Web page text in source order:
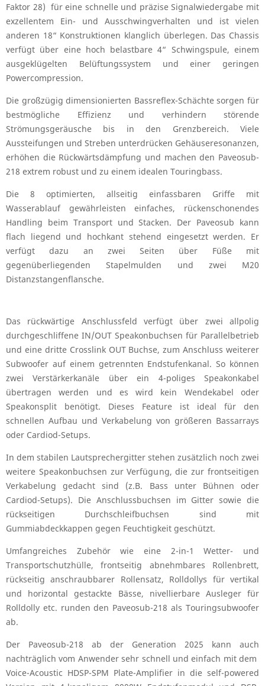
Faktor 28) für eine schnelle und präzise Signalwiedergabe mit
exzellentem Ein- und Ausschwingverhalten und ist vielen
anderen 18“ Konstruktionen klanglich überlegen. Das Chassis
verfügt über eine hoch belastbare 4“ Schwingspule, einem
ausgeklügelten Belüftungssystem und einer geringen
Powercompression.
Die großzügig dimensionierten Bassreflex-Schächte sorgen für
bestmögliche Effizienz und verhindern störende
Strömungsgeräusche bis in den Grenzbereich. Viele
Aussteifungen und Streben unterdrücken Gehäuseresonanzen,
erhöhen die Rückwärtsdämpfung und machen den Paveosub-
218 extrem robust und zu einem idealen Touringbass.
Die 8 optimierten, allseitig einfassbaren Griffe mit
Wasserablauf gewährleisten einfaches, rückenschonendes
Handling beim Transport und Stacken. Der Paveosub kann
flach liegend und hochkant stehend eingesetzt werden. Er
verfügt dazu an zwei Seiten über Füße mit
gegenüberliegenden Stapelmulden und zwei M20
Distanzstangenflansche.
Das rückwärtige Anschlussfeld verfügt über zwei allpolig
durchgeschliffene IN/OUT Speakonbuchsen für Parallelbetrieb
und eine dritte Crosslink OUT Buchse, zum Anschluss weiterer
Subwoofer auf einem getrennten Endstufenkanal. So können
zwei Verstärkerkanäle über ein 4-poliges Speakonkabel
übertragen werden und es wird kein Wendekabel oder
Speakonsplit benötigt. Dieses Feature ist ideal für den
schnellen Aufbau und Verkabelung von größeren Bassarrays
oder Cardiod-Setups.
In dem stabilen Lautsprechergitter stehen zusätzlich noch zwei
weitere Speakonbuchsen zur Verfügung, die zur frontseitigen
Verkabelung gedacht sind (z.B. Bass unter Bühnen oder
Cardiod-Setups). Die Anschlussbuchsen im Gitter sowie die
rückseitigen Durchschleifbuchsen sind mit
Gummiabdeckkappen gegen Feuchtigkeit geschützt.
Umfangreiches Zubehör wie eine 2-in-1 Wetter- und
Transportschutzhülle, frontseitig abnehmbares Rollenbrett,
rückseitig anschraubbarer Rollensatz, Rolldollys für vertikal
und horizontal gestackte Bässe, nivellierbare Ausleger für
Rolldolly etc. runden den Paveosub-218 als Touringsubwoofer
ab.
Der Paveosub-218 ab der Generation 2025 kann auch
nachträglich vom Anwender sehr schnell und einfach mit dem
Voice-Acoustic HDSP-SPM Plate-Amplifier in die self-powered